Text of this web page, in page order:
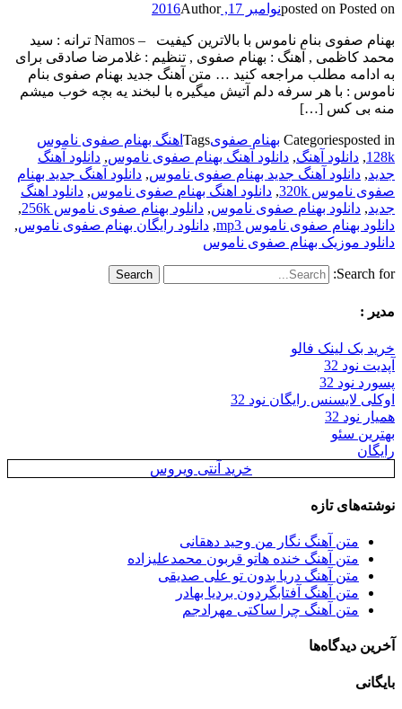
posted on Posted on نوامبر 17, 2016 Author
بهنام صفوی بنام ناموس با بالاترین کیفیت – Namos ترانه : سید
محمد کاظمی , آهنگ : بهنام صفوی , تنظیم : غلامرضا صادقی برای
به ادامه مطلب مراجعه کنید … متن آهنگ جدید بهنام صفوی بنام
ناموس : با هر سرفه دلم آتیش میگیره با لبخند یه بچه خوب میشم
منه بی کس […]
Categoriesposted in بهنام صفویTags اهنگ بهنام صفوی ناموس
128k
, دانلود آهنگ, دانلود آهنگ بهنام صفوی ناموس, دانلود آهنگ
جدید, دانلود آهنگ جدید بهنام صفوی ناموس, دانلود آهنگ جدید بهنام
صفوی ناموس 320k
, دانلود اهنگ بهنام صفوی ناموس, دانلود اهنگ
جدید, دانلود بهنام صفوی ناموس, دانلود بهنام صفوی ناموس 256k
,
دانلود بهنام صفوی ناموس mp3
, دانلود رایگان بهنام صفوی ناموس,
دانلود موزیک بهنام صفوی ناموس
Search for:
مدیر :
خرید بک لینک فالو
آپدیت نود 32
پسورد نود 32
اوکلی لایسنس رایگان نود 32
همیار نود 32
بهترین سئو
رایگان
خرید آنتی ویروس
نوشته‌های تازه
متن آهنگ نگار من وحید دهقانی
متن آهنگ خنده هاتو قربون محمدعلیزاده
متن آهنگ دریا بدون تو علی صدیقی
متن آهنگ آفتابگردون بردیا بهادر
متن آهنگ چرا ساکتی مهرادجم
آخرین دیدگاه‌ها
بایگانی